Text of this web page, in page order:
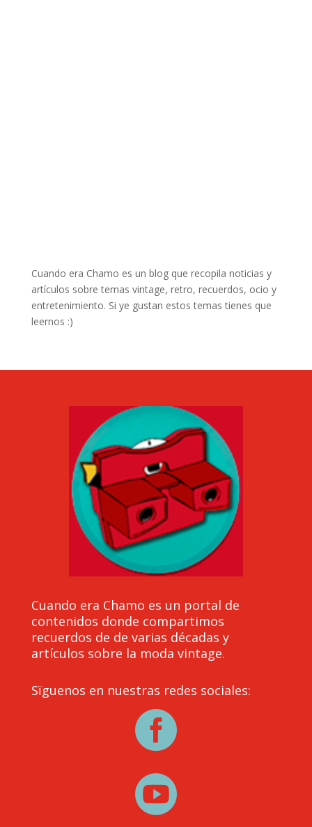
Cuando era Chamo es un blog que recopila noticias y
artículos sobre temas vintage, retro, recuerdos, ocio y
entretenimiento. Si ye gustan estos temas tienes que
leernos :)
Cuando era Chamo es un portal de
contenidos donde compartimos
recuerdos de de varias décadas y
artículos sobre la moda vintage.
Sïguenos en nuestras redes sociales:

